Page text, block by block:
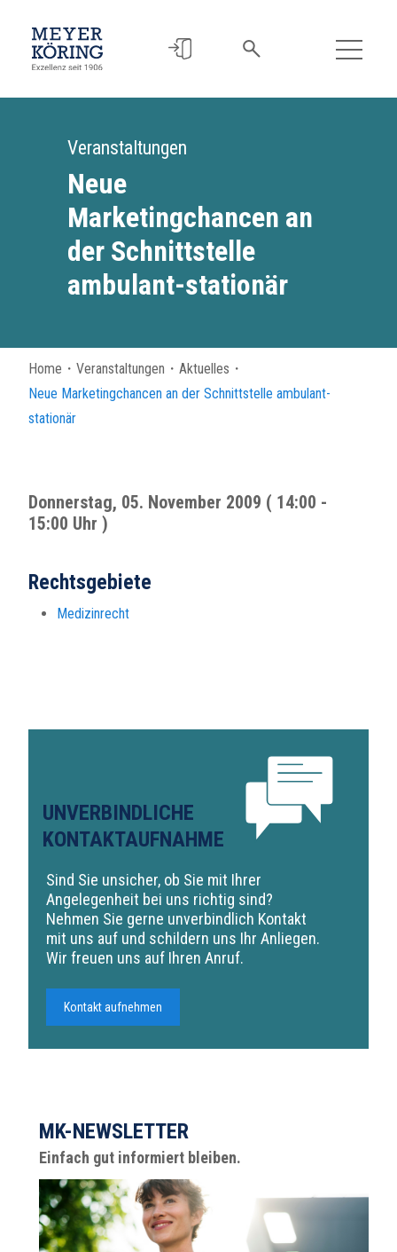
Veranstaltungen
Neue
Marketingchancen an
der Schnittstelle
ambulant-stationär
Home ・ Veranstaltungen ・ Aktuelles ・
Neue Marketingchancen an der Schnittstelle ambulant-
stationär
Donnerstag, 05. November 2009 ( 14:00 -
15:00 Uhr )
Rechtsgebiete
Medizinrecht
UNVERBINDLICHE
KONTAKTAUFNAHME
Sind Sie unsicher, ob Sie mit Ihrer
Angelegenheit bei uns richtig sind?
Nehmen Sie gerne unverbindlich Kontakt
mit uns auf und schildern uns Ihr Anliegen.
Wir freuen uns auf Ihren Anruf.
Kontakt aufnehmen
MK-NEWSLETTER
Einfach gut informiert bleiben.